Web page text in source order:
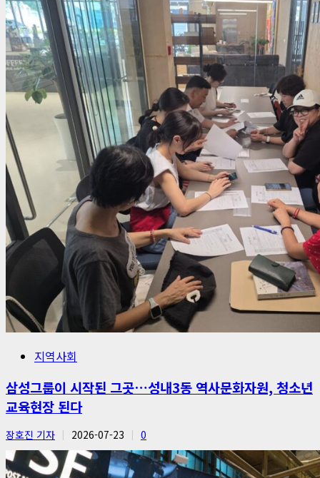
지역사회
삼성그룹이 시작된 그곳…성내3동 역사문화자원, 청소년
교육현장 된다
장호진 기자 2026-07-23 0